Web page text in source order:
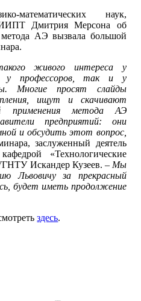
математических наук,
Дмитрия Мерсона об
метода АЭ вызвала большой
живого интереса у
у профессоров, так и у
Многие
просят слайды
ищут и скачивают
применения метода АЭ
предприятий: они
и обсудить этот вопрос,
заслуженный деятель
«Технологические
Искандер Кузеев. – Мы
Львовичу за прекрасный
будет иметь продолжение
здесь.